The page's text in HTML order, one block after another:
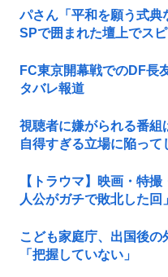
パさん「平和を願う式典
SPで囲まれた壇上でス
FC東京開幕戦でのDF長
タバレ報道
視聴者に嫌がられる番組
自得すぎる立場に陥っ
【トラウマ】映画・特
人公がガチで敗北した
こども家庭庁、出国後
「把握していない」